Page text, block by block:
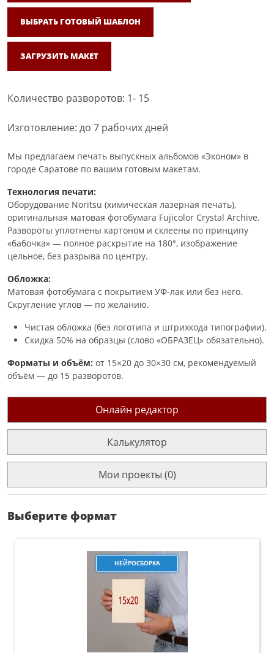
ВЫБРАТЬ ГОТОВЫЙ ШАБЛОН
ЗАГРУЗИТЬ МАКЕТ
Количество разворотов: 1- 15
Изготовление: до 7 рабочих дней
Мы предлагаем печать выпускных альбомов «Эконом» в
городе Саратове по вашим готовым макетам.
Технология печати:
Оборудование Noritsu (химическая лазерная печать),
оригинальная матовая фотобумага Fujicolor Crystal Archive.
Развороты уплотнены картоном и склеены по принципу
«бабочка» — полное раскрытие на 180°, изображение
цельное, без разрыва по центру.
Обложка:
Матовая фотобумага с покрытием УФ-лак или без него.
Скругление углов — по желанию.
Чистая обложка (без логотипа и штрихкода типографии).
Скидка 50% на образцы (слово «ОБРАЗЕЦ» обязательно).
Форматы и объём: от 15×20 до 30×30 см, рекомендуемый
объём — до 15 разворотов.
Онлайн редактор
Калькулятор
Мои проекты (0)
Выберите формат
НЕЙРОСБОРКА